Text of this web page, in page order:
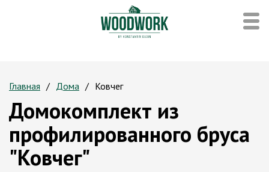
Главная Дома Ковчег
Домокомплект из
профилированного бруса
"Ковчег"